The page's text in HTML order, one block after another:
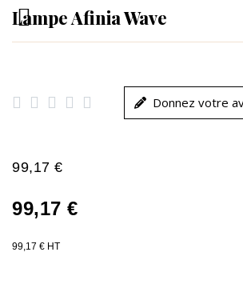
Lampe Afinia Wave
     Donnez votre
99,17 €
99,17 €
99,17 € HT